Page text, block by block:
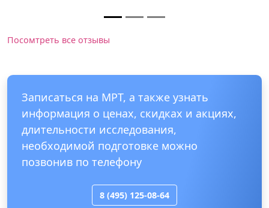
Посомтреть все отзывы
Записаться на МРТ, а также узнать
информация о ценах, скидках и акциях,
длительности исследования,
необходимой подготовке можно
позвонив по телефону
8 (495) 125-08-64